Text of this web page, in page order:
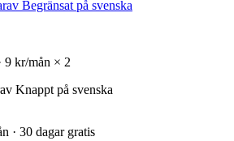
Begränsat på svenska
9 kr/mån × 2
Knappt på svenska
· 30 dagar gratis